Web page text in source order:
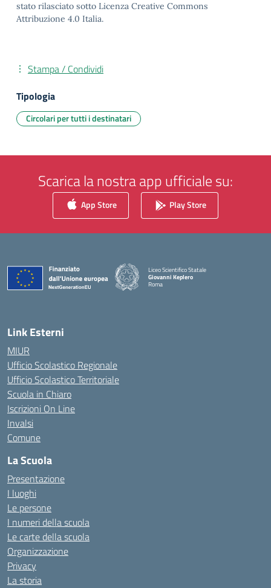
stato rilasciato sotto Licenza Creative Commons
Attribuzione 4.0 Italia.
Stampa / Condividi
Tipologia
Circolari per tutti i destinatari
Scarica la nostra app ufficiale su:
App Store Play Store
Liceo Scientifico Statale
Giovanni Keplero
Roma
Link Esterni
MIUR
Ufficio Scolastico Regionale
Ufficio Scolastico Territoriale
Scuola in Chiaro
Iscrizioni On Line
Invalsi
Comune
La Scuola
Presentazione
I luoghi
Le persone
I numeri della scuola
Le carte della scuola
Organizzazione
Privacy
La storia